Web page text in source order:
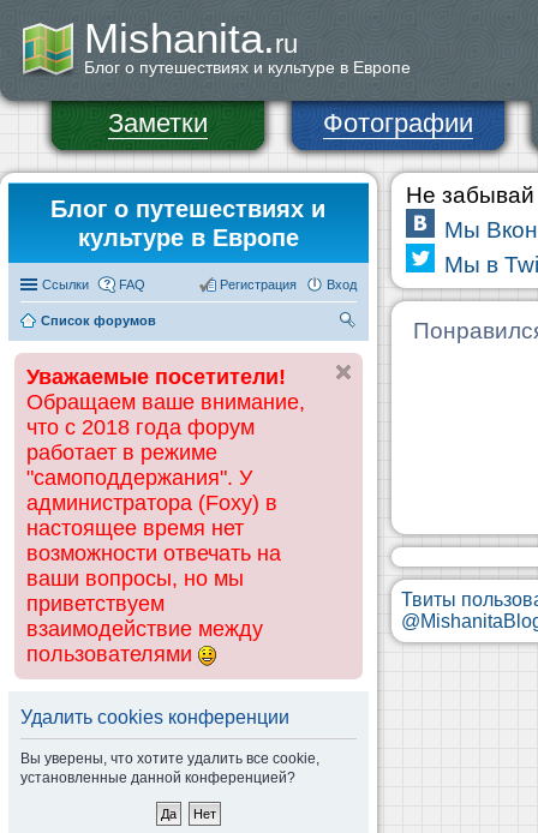
Mishanita.ru
Блог о путешествиях и культуре в Европе
Заметки Фотографии
Блог о путешествиях и
культуре в Европе
Ссылки FAQ Вход
Регистрация
Список форумов
ск
Уважаемые посетители!
Обращаем ваше внимание,
что с 2018 года форум
работает в режиме
"самоподдержания". У
администратора (Foxy) в
настоящее время нет
возможности отвечать на
ваши вопросы, но мы
приветствуем
взаимодействие между
пользователями
Удалить cookies конференции
Вы уверены, что хотите удалить все cookie,
установленные данной конференцией?
Не забывай
Мы
Мы в
Твиты